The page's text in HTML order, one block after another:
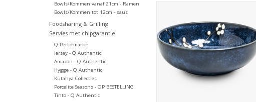
Bowls/Kommen vanaf 21cm - Ramen
Bowls/Kommen tot 12cm - saus
Foodsharing & Grilling
Servies met chipgarantie
Q Performance
Jersey - Q Authentic
Amazon - Q Authentic
Hygge - Q Authentic
Kütahya Collecties
Porcelite Seasons - OP BESTELLING
Tinto - Q Authentic
TOEVOEGEN AAN WINKELWAGEN